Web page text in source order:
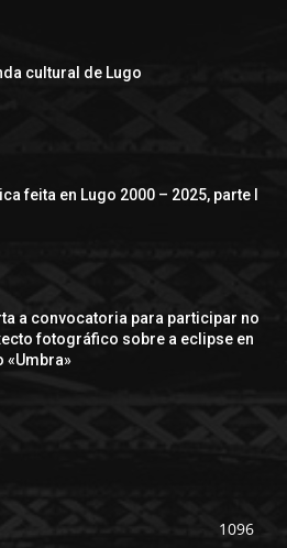
cultural de Lugo
feita en Lugo 2000 – 2025, parte I
a convocatoria para participar no
fotográfico sobre a eclipse en
«Umbra»
1096